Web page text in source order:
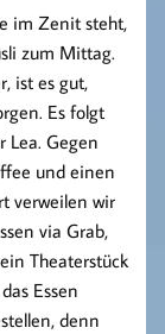
im Zenit steht,
zum Mittag.
ist es gut,
Es folgt
Lea. Gegen
und einen
verweilen wir
via Grab,
Theaterstück
Essen
denn